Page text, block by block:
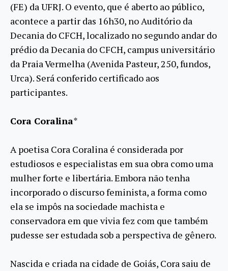
(FE) da UFRJ. O evento, que é aberto ao público,
acontece a partir das 16h30, no Auditório da
Decania do CFCH, localizado no segundo andar do
prédio da Decania do CFCH, campus universitário
da Praia Vermelha (Avenida Pasteur, 250, fundos,
Urca). Será conferido certificado aos
participantes.
Cora Coralina*
A poetisa Cora Coralina é considerada por
estudiosos e especialistas em sua obra como uma
mulher forte e libertária. Embora não tenha
incorporado o discurso feminista, a forma como
ela se impôs na sociedade machista e
conservadora em que vivia fez com que também
pudesse ser estudada sob a perspectiva de gênero.
Nascida e criada na cidade de Goiás, Cora saiu de